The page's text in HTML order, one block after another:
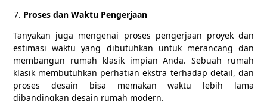
Proses dan Waktu Pengerjaan
Tanyakan juga mengenai proses pengerjaan proyek dan
estimasi waktu yang dibutuhkan untuk merancang dan
membangun rumah klasik impian Anda. Sebuah rumah
klasik membutuhkan perhatian ekstra terhadap detail, dan
proses desain bisa memakan waktu lebih lama
dibandingkan desain rumah modern.